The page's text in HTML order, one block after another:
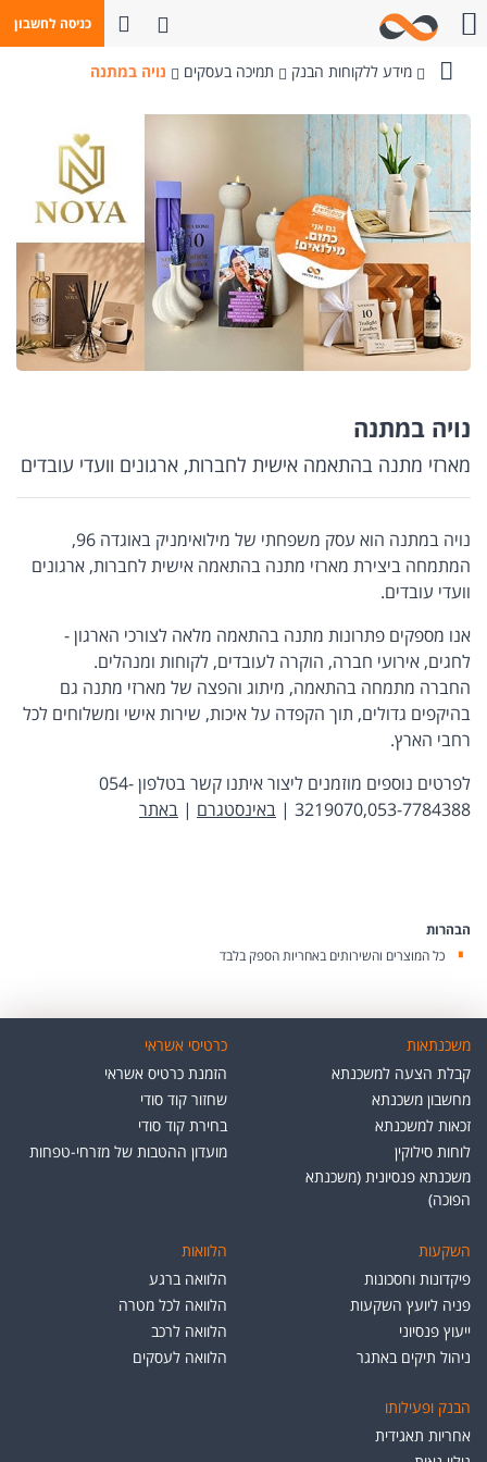
כניסה לחשבון
פתח חיפושחייגו אלינו
מזרחי-טפחות
מידע ללקוחות הבנק תמיכה בעסקים נויה במתנה
נויה במתנה
מארזי מתנה בהתאמה אישית לחברות, ארגונים וועדי עובדים
נויה במתנה הוא עסק משפחתי של מילואימניק באוגדה 96,
המתמחה ביצירת מארזי מתנה בהתאמה אישית לחברות, ארגונים
וועדי עובדים.
אנו מספקים פתרונות מתנה בהתאמה מלאה לצורכי הארגון -
לחגים, אירועי חברה, הוקרה לעובדים, לקוחות ומנהלים.
החברה מתמחה בהתאמה, מיתוג והפצה של מארזי מתנה גם
בהיקפים גדולים, תוך הקפדה על איכות, שירות אישי ומשלוחים לכל
רחבי הארץ.
לפרטים נוספים מוזמנים ליצור איתנו קשר בטלפון 054-
3219070,053-7784388 |
באינסטגרם | באתר
הבהרות
כל המוצרים והשירותים באחריות הספק בלבד
משכנתאות
קבלת הצעה למשכנתא
מחשבון משכנתא
זכאות למשכנתא
לוחות סילוקין
משכנתא פנסיונית (משכנתא
הפוכה)
כרטיסי אשראי
הזמנת כרטיס אשראי
שחזור קוד סודי
בחירת קוד סודי
מועדון ההטבות של מזרחי-טפחות
השקעות
פיקדונות וחסכונות
פניה ליועץ השקעות
ייעוץ פנסיוני
ניהול תיקים באתגר
הלוואות
הלוואה ברגע
הלוואה לכל מטרה
הלוואה לרכב
הלוואה לעסקים
הבנק ופעילותו
אחריות תאגידית